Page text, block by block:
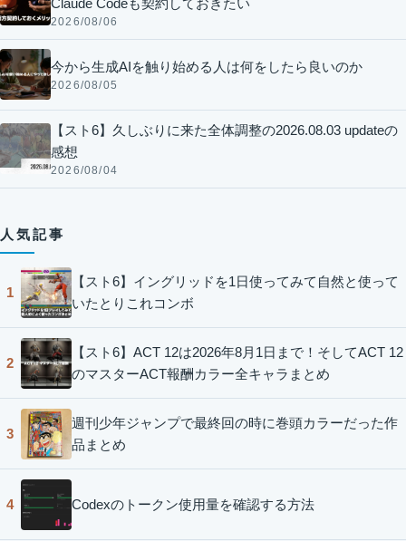
Claude Codeも契約しておきたい
2026/08/06
今から生成AIを触り始める人は何をしたら良いのか
2026/08/05
【スト6】久しぶりに来た全体調整の2026.08.03 updateの
感想
2026/08/04
人気記事
1
【スト6】イングリッドを1日使ってみて自然と使って
いたとりこれコンボ
2
【スト6】ACT 12は2026年8月1日まで！そしてACT 12
のマスターACT報酬カラー全キャラまとめ
3
週刊少年ジャンプで最終回の時に巻頭カラーだった作
品まとめ
4 Codexのトークン使用量を確認する方法